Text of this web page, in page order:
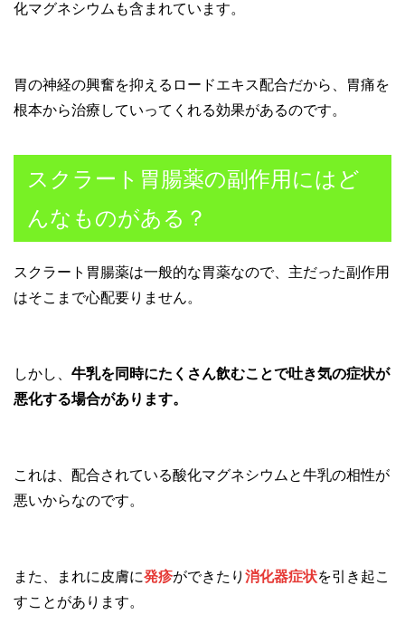
化マグネシウムも含まれています。
胃の神経の興奮を抑えるロードエキス配合だから、胃痛を
根本から治療していってくれる効果があるのです。
スクラート胃腸薬の副作用にはど
んなものがある？
スクラート胃腸薬は一般的な胃薬なので、主だった副作用
はそこまで心配要りません。
しかし、 牛乳を同時にたくさん飲むことで吐き気の症状が
悪化する場合があります。
これは、配合されている酸化マグネシウムと牛乳の相性が
悪いからなのです。
また、まれに皮膚に発疹ができたり 消化器症状を引き起こ
すことがあります。